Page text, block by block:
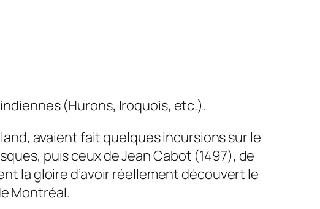
(Hurons, Iroquois, etc.).
avaient fait quelques incursions sur le
puis ceux de Jean Cabot (1497), de
la gloire d’avoir réellement découvert le
Montréal.